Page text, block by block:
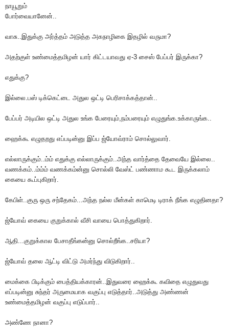
நாயூறும்
போர்வையானேன்..
வாசு..இதுக்கு அர்த்தம் அடுத்த அகநாழிகை இதழில் வருமா?
அதற்குள் உண்மைத்தமிழன் யார் கிட்டயாவது ஏ-3 சைஸ் பேப்பர் இருக்கா?
எதுக்கு?
இல்லை.பஸ் டிக்கெட்டை அதுல ஒட்டி பெரிசாக்கத்தான்..
பேப்பர் அடியில ஒட்டி அதுல உங்க பேரையும்,நம்பரையும் எழுதுங்க.உக்காருங்க..
ஹைக்கூ எழுதறது எப்படின்னு இப்ப ஜ்யோவ்ராம் சொல்லுவார்.
எல்லாருக்கும்..ம்ம் எதுக்கு எல்லாருக்கும்..அந்த வார்த்தை தேவையே இல்லை..
வணக்கம்..ம்ம்ம் வணக்கம்ன்னு சொல்லி வேஸ்ட் பண்ணாம கூட இருக்கலாம்
கையை கூப்புகிறார்.
கேபிள்..குரு ஒரு சந்தேகம்...அந்த நல்ல மீன்கள் காமெடி டிராக் நீங்க எழுதினதா?
ஜ்யோவ் கையை குறுக்கால் வீசி வாயை பொத்துகிறார்.
ஆதி...குறுக்கால பேசாதீங்கன்னு சொல்றீங்க..சரியா?
ஜ்யோவ் தலை ஆட்டி விட்டு அமர்ந்து விடுகிறார்..
மைக்கை பிடிக்கும் பைத்தியக்காரன்..இதுவரை ஹைக்கூ கவிதை எழுதுவது
எப்படின்னு சுந்தர் அருமையாக வகுப்பு எடுத்தார்..அடுத்து அண்ணன்
உண்மைத்தமிழன் வகுப்பு எடுப்பார்..
அண்ணே நானா?